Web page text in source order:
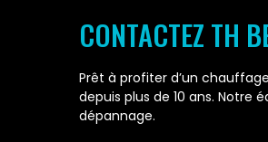
CONTACTEZ TH
Prêt à profiter d’un
depuis plus de 10 ans.
dépannage.